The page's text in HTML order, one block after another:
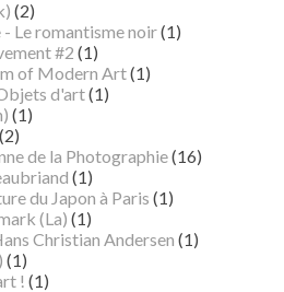
(2)
- Le romantisme noir(1)
#2 (1)
of Modern Art(1)
d'art(1)
(1)
(2)
de la Photographie(16)
(1)
du Japon à Paris (1)
(La) (1)
Christian Andersen (1)
(1)
! (1)